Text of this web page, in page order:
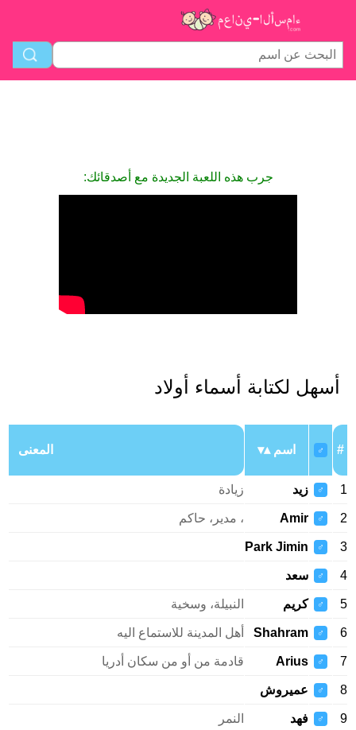
جرب هذه اللعبة الجديدة مع أصدقائك:
أسهل لكتابة أسماء أولاد
#
♂ اسم المعنى
1
♂ زيد زيادة
2
♂
Amir ، مدير، حاكم
3
♂
Park Jimin
4
♂ سعد
5
♂ كريم النبيلة، وسخية
6
♂
Shahram أهل المدينة للاستماع اليه
7
♂
Arius قادمة من أو من سكان أدريا
8
♂ عميروش
9
♂ فهد النمر